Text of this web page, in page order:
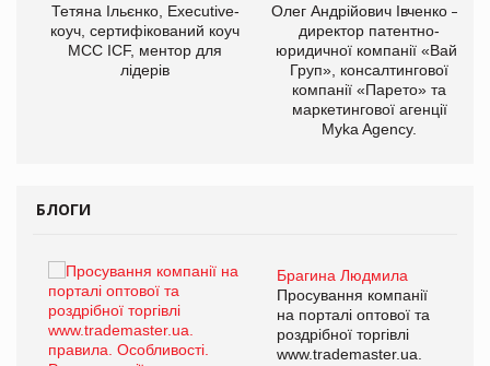
Тетяна Ільєнко, Executive-
коуч, сертифікований коуч
МСС ICF, ментор для
лідерів
Олег Андрійович Івченко —
директор патентно-
юридичної компанії «Вайз
Груп», консалтингової
компанії «Парето» та
маркетингової агенції
Myka Agency.
БЛОГИ
Брагина Людмила
Просування компанії
на порталі оптової та
роздрібної торгівлі
www.trademaster.ua.